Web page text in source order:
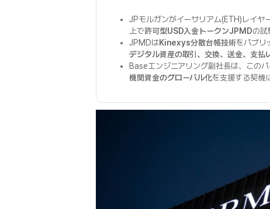
JPモルガンがイーサリアム(ETH)レイヤ
上で許可型USD入金トークンJPMDの試
JPMDはKinexys分散台帳技術をパブリ
デジタル資産の取引、交換、送金、支払
Baseエンジニアリング副社長は、この
機関資金のグローバル化を支援する契機